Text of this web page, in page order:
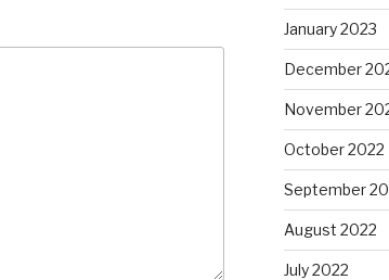
January 2023
December
November
October 2022
September
August 2022
July 2022